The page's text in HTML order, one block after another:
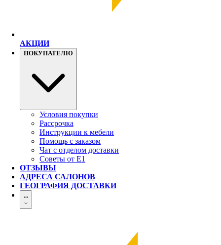
АКЦИИ
ПОКУПАТЕЛЮ
Условия покупки
Рассрочка
Инструкции к мебели
Помощь с заказом
Чат с отделом доставки
Советы от Е1
ОТЗЫВЫ
АДРЕСА САЛОНОВ
ГЕОГРАФИЯ ДОСТАВКИ
...